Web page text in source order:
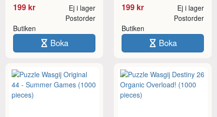
199 kr Ej i lager
Butiken
Postorder
Boka
199 kr Ej i lager
Butiken
Postorder
Boka